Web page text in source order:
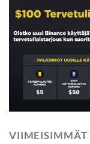
VIIMEISIMMÄT